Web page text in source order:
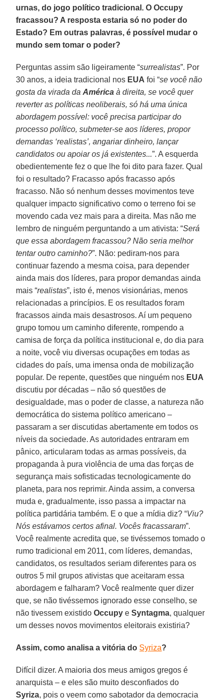
urnas, do jogo político tradicional. O Occupy
fracassou? A resposta estaria só no poder do
Estado? Em outras palavras, é possível mudar o
mundo sem tomar o poder?
Perguntas assim são ligeiramente “surrealistas”. Por
30 anos, a ideia tradicional nos EUA foi “se você não
gosta da virada daAmérica à direita, se você quer
reverter as políticas neoliberais, só há uma única
abordagem possível: você precisa participar do
processo político, submeter-se aos líderes, propor
demandas ‘realistas’, angariar dinheiro, lançar
candidatos ou apoiar os já existentes...”. A esquerda
obedientemente fez o que lhe foi dito para fazer. Qual
foi o resultado? Fracasso após fracasso após
fracasso. Não só nenhum desses movimentos teve
qualquer impacto significativo como o terreno foi se
movendo cada vez mais para a direita. Mas não me
lembro de ninguém perguntando a um ativista: “Será
que essa abordagem fracassou? Não seria melhor
tentar outro caminho?”. Não: pediram-nos para
continuar fazendo a mesma coisa, para depender
ainda mais dos líderes, para propor demandas ainda
mais “realistas”, isto é, menos visionárias, menos
relacionadas a princípios. E os resultados foram
fracassos ainda mais desastrosos. Aí um pequeno
grupo tomou um caminho diferente, rompendo a
camisa de força da política institucional e, do dia para
a noite, você viu diversas ocupações em todas as
cidades do país, uma imensa onda de mobilização
popular. De repente, questões que ninguém nos EUA
discutiu por décadas – não só questões de
desigualdade, mas o poder de classe, a natureza não
democrática do sistema político americano –
passaram a ser discutidas abertamente em todos os
níveis da sociedade. As autoridades entraram em
pânico, articularam todas as armas possíveis, da
propaganda à pura violência de uma das forças de
segurança mais sofisticadas tecnologicamente do
planeta, para nos reprimir. Ainda assim, a conversa
muda e, gradualmente, isso passa a impactar na
política partidária também. E o que a mídia diz? “Viu?
Nós estávamos certos afinal. Vocês fracassaram”.
Você realmente acredita que, se tivéssemos tomado o
rumo tradicional em 2011, com líderes, demandas,
candidatos, os resultados seriam diferentes para os
outros 5 mil grupos ativistas que aceitaram essa
abordagem e falharam? Você realmente quer dizer
que, se não tivéssemos ignorado esse conselho, se
não tivessem existidoOccupy eSyntagma, qualquer
um desses novos movimentos eleitorais existiria?
Assim, como analisa a vitória do Syriza?
Difícil dizer. A maioria dos meus amigos gregos é
anarquista – e eles são muito desconfiados do
Syriza, pois o veem como sabotador da democracia